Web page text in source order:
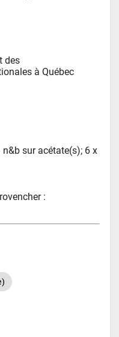
des
à Québec
sur acétate(s); 6 x
: